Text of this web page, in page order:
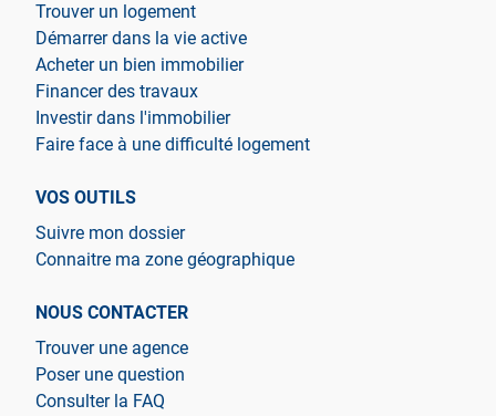
Trouver un logement
Démarrer dans la vie active
Acheter un bien immobilier
Financer des travaux
Investir dans l'immobilier
Faire face à une difficulté logement
VOS OUTILS
Suivre mon dossier
Connaitre ma zone géographique
NOUS CONTACTER
Trouver une agence
Poser une question
Consulter la FAQ